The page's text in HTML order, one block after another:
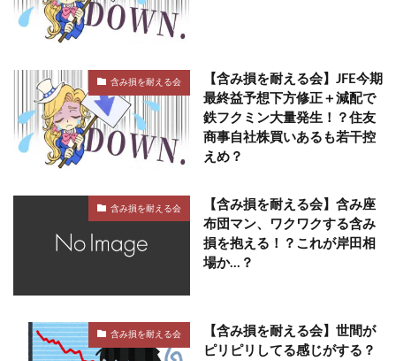
含み損を耐える会
【含み損を耐える会】JFE今期
最終益予想下方修正＋減配で
鉄フクミン大量発生！？住友
商事自社株買いあるも若干控
えめ？
含み損を耐える会
【含み損を耐える会】含み座
布団マン、ワクワクする含み
損を抱える！？これが岸田相
場か…？
含み損を耐える会
【含み損を耐える会】世間が
ピリピリしてる感じがする？